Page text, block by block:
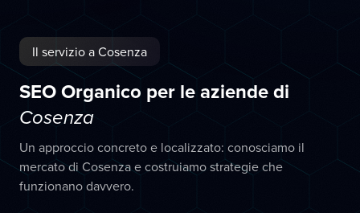
Il servizio a Cosenza
SEO Organico per le aziende di
Cosenza
Un approccio concreto e localizzato: conosciamo il
mercato di Cosenza e costruiamo strategie che
funzionano davvero.